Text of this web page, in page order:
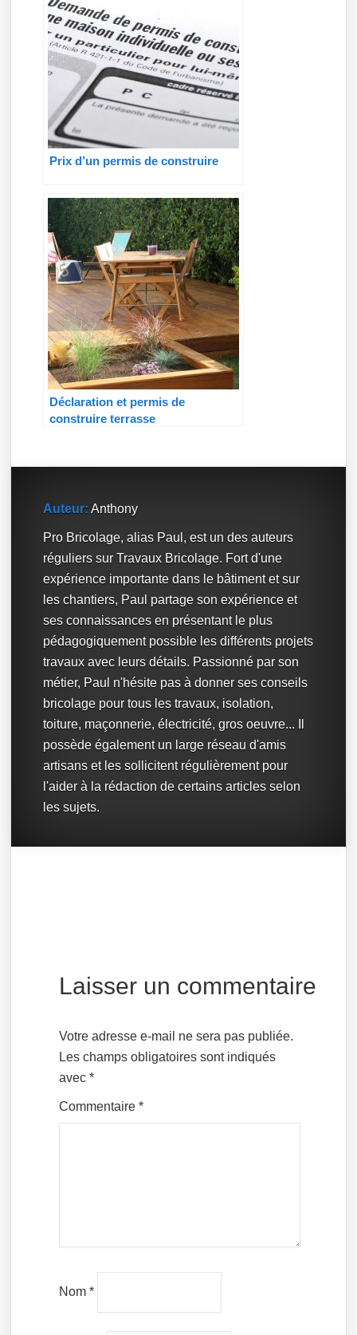
Prix d’un permis de construire
Déclaration et permis de
construire terrasse
Auteur: Anthony
Pro Bricolage, alias Paul, est un des auteurs
réguliers sur Travaux Bricolage. Fort d'une
expérience importante dans le bâtiment et sur
les chantiers, Paul partage son expérience et
ses connaissances en présentant le plus
pédagogiquement possible les différents projets
travaux avec leurs détails. Passionné par son
métier, Paul n'hésite pas à donner ses conseils
bricolage pour tous les travaux, isolation,
toiture, maçonnerie, électricité, gros oeuvre... Il
possède également un large réseau d'amis
artisans et les sollicitent régulièrement pour
l'aider à la rédaction de certains articles selon
les sujets.
Laisser un commentaire
Votre adresse e-mail ne sera pas publiée.
Les champs obligatoires sont indiqués
avec*
Commentaire*
Nom*